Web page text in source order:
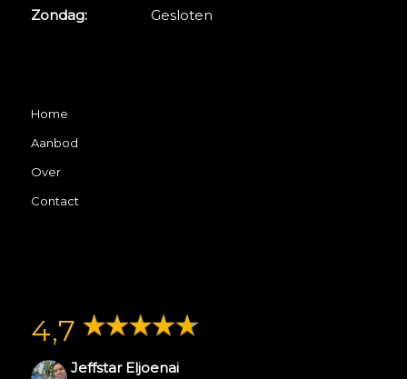
Zondag:
Gesloten
Home
Aanbod
Over
Contact
4,7
Jeffstar Eljoenai